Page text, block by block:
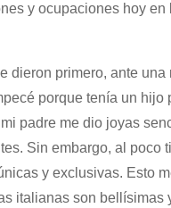
y ocupaciones hoy en
dieron primero, ante
porque tenía un
padre me dio joyas
Sin embargo, al poco
y exclusivas. Esto
italianas son bellísimas